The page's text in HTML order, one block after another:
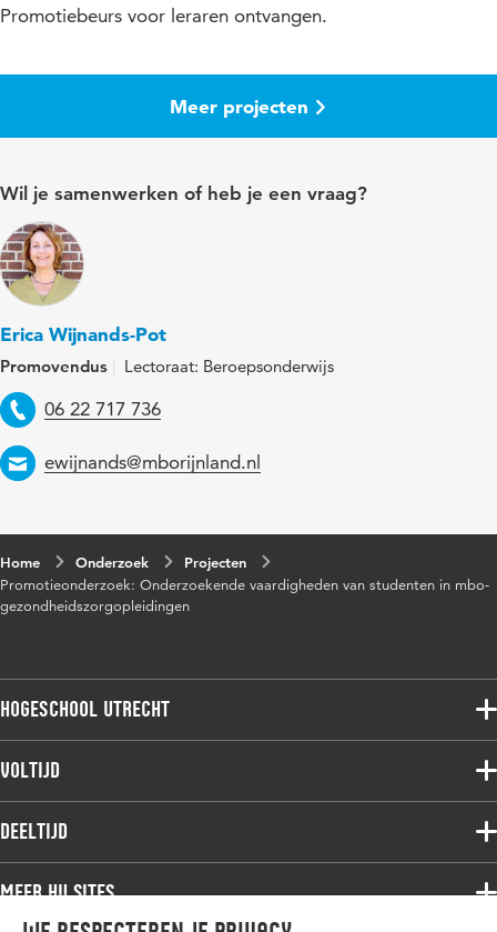
Promotiebeurs voor leraren ontvangen.
Meer projecten
Wil je samenwerken of heb je een vraag?
Erica Wijnands-Pot
Promovendus Lectoraat: Beroepsonderwijs
Telefoon
06 22 717 736
Email
ewijnands@mborijnland.nl
Home Onderzoek
Projecten
Promotieonderzoek: Onderzoekende vaardigheden van studenten in mbo-
gezondheidszorgopleidingen
Hogeschool Utrecht
Voltijdopleidingen
Onderzoek
Voltijd
Associate degree
Master
Deeltijd
Associate degree
Bachelor
Meer HU sites